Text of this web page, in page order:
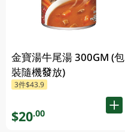
金寶湯牛尾湯 300GM (包
裝隨機發放)
3件$43.9
$20.00